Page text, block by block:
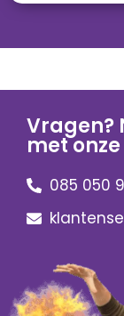
Vragen?
met
085 050